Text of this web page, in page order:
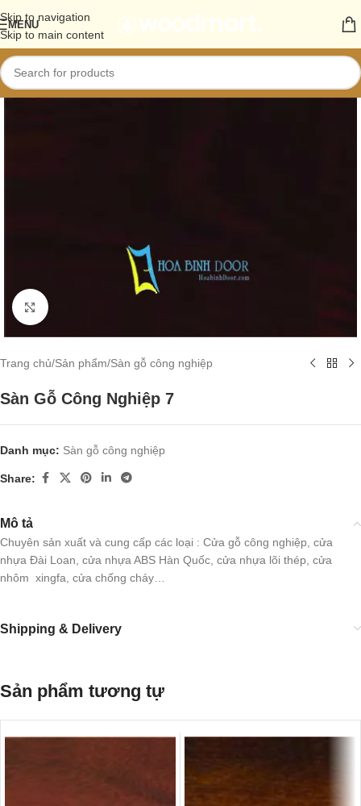
Skip to navigation
Skip to main content
MENU
Click to enlarge
Trang chủ/Sản phẩm/Sàn gỗ công nghiệp
Sàn Gỗ Công Nghiệp 7
Danh mục: Sàn gỗ công nghiệp
Share:
Mô tả
Chuyên sản xuất và cung cấp các loại : Cửa gỗ công nghiệp, cửa
nhựa Đài Loan, cửa nhựa ABS Hàn Quốc, cửa nhựa lõi thép, cửa
nhôm xingfa, cửa chống cháy…
Shipping & Delivery
Sản phẩm tương tự